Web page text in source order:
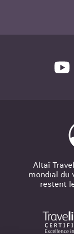
Altaï
mondial du
restent